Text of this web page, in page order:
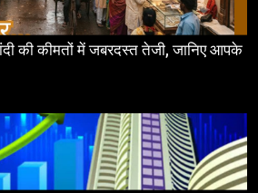
की कीमतों में जबरदस्त तेजी, जानिए आपके